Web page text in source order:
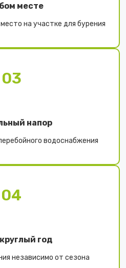
месте
на участке для бурения
03
напор
водоснабжения
04
год
независимо от сезона